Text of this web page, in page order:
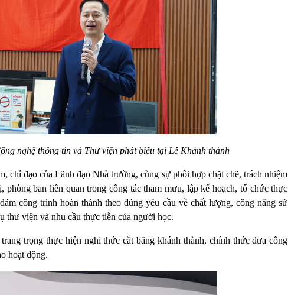
nghệ thông tin và Thư viện phát biểu tại Lễ Khánh thành
chỉ đạo của Lãnh đạo Nhà trường, cùng sự phối hợp chặt chẽ, trách nhiệm
ban liên quan trong công tác tham mưu, lập kế hoạch, tổ chức thực
công trình hoàn thành theo đúng yêu cầu về chất lượng, công năng sử
thư viện và nhu cầu thực tiễn của người học.
trọng thực hiện nghi thức cắt băng khánh thành, chính thức đưa công
hoạt động.